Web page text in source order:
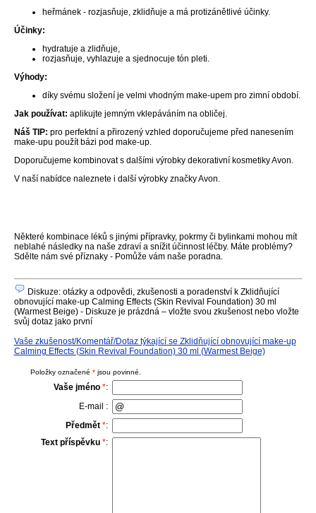
heřmánek - rozjasňuje, zklidňuje a má protizánětlivé účinky.
Účinky:
hydratuje a zlidňuje,
rozjasňuje, vyhlazuje a sjednocuje tón pleti.
Výhody:
díky svému složení je velmi vhodným make-upem pro zimní období.
Jak používat: aplikujte jemným vklepáváním na obličej.
Náš TIP: pro perfektní a přirozený vzhled doporučujeme před nanesením
make-upu použít bázi pod make-up.
Doporučujeme kombinovat s dalšími výrobky dekorativní kosmetiky Avon.
V naší nabídce naleznete i další výrobky značky Avon.
Některé kombinace léků s jinými přípravky, pokrmy či bylinkami mohou mít
neblahé následky na naše zdraví a snížit účinnost léčby. Máte problémy?
Sdělte nám své příznaky - Pomůže vám naše poradna.
Diskuze: otázky a odpovědi, zkušenosti a poradenství k Zklidňující
obnovující make-up Calming Effects (Skin Revival Foundation) 30 ml
(Warmest Beige) - Diskuze je prázdná – vložte svou zkušenost nebo vložte
svůj dotaz jako první
Vaše zkušenost/Komentář/Dotaz týkající se Zklidňující obnovující make-up
Calming Effects (Skin Revival Foundation) 30 ml (Warmest Beige)
Položky označené * jsou povinné.
Vaše jméno *:
E-mail :
Předmět *:
Text příspěvku *: